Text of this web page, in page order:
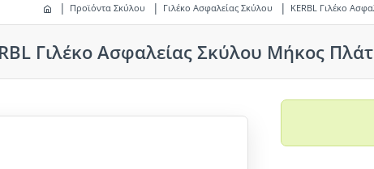
Προϊόντα Σκύλου Γιλέκο Ασφαλείας Σκύλου KERBL Γιλέκο
Γιλέκο Ασφαλείας Σκύλου Μήκος